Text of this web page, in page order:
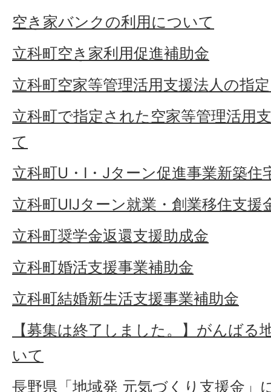
空き家バンクの利用について
立科町空き家利用促進補助金
立科町空家等管理活用支援法人の指
立科町で指定された空家等管理活用
て
立科町U・I・Jターン促進事業新築住
立科町UIJターン就業・創業移住支援
立科町奨学金返還支援助成金
立科町婚活支援事業補助金
立科町結婚新生活支援事業補助金
【募集は終了しました。】がんばる
いて
長野県「地域発 元気づくり支援金」